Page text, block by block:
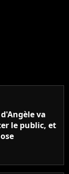
va
le public, et